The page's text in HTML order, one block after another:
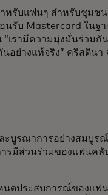
หรับแฟนๆ สำหรับชุมช
รับ Mastercard ในฐ
เรามีความมุ่งมั่นร่วมกั
อย่างแท้จริง” คริสตินา
บูรณาการอย่างสมบูรณ์
ารมีส่วนร่วมของแฟนคลั
ดประสบการณ์ของแฟน